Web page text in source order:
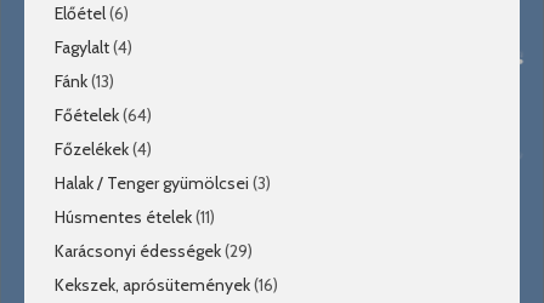
Előétel(6)
Fagylalt(4)
Fánk(13)
Főételek(64)
Főzelékek(4)
Halak / Tenger gyümölcsei (3)
Húsmentes ételek(11)
Karácsonyi édességek(29)
Kekszek, aprósütemények(16)